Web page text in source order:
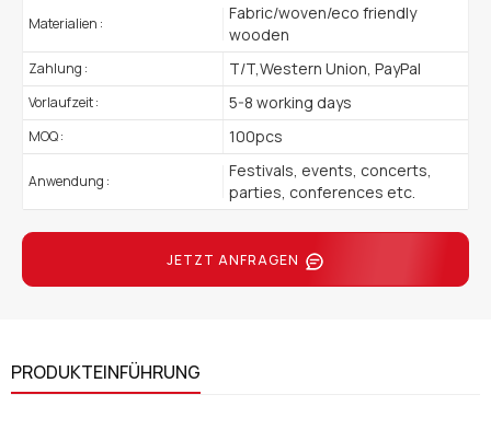
Materialien :
Fabric/woven/eco friendly
wooden
Zahlung : T/T,Western Union, PayPal
Vorlaufzeit : 5-8 working days
MOQ : 100pcs
Anwendung :
Festivals, events, concerts,
parties, conferences etc.
JETZT ANFRAGEN
PRODUKTEINFÜHRUNG